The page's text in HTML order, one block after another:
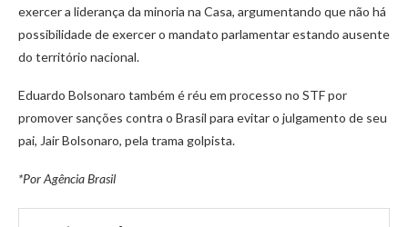
exercer a liderança da minoria na Casa, argumentando que não há
possibilidade de exercer o mandato parlamentar estando ausente
do território nacional.
Eduardo Bolsonaro também é réu em processo no STF por
promover sanções contra o Brasil para evitar o julgamento de seu
pai, Jair Bolsonaro, pela trama golpista.
*Por Agência Brasil